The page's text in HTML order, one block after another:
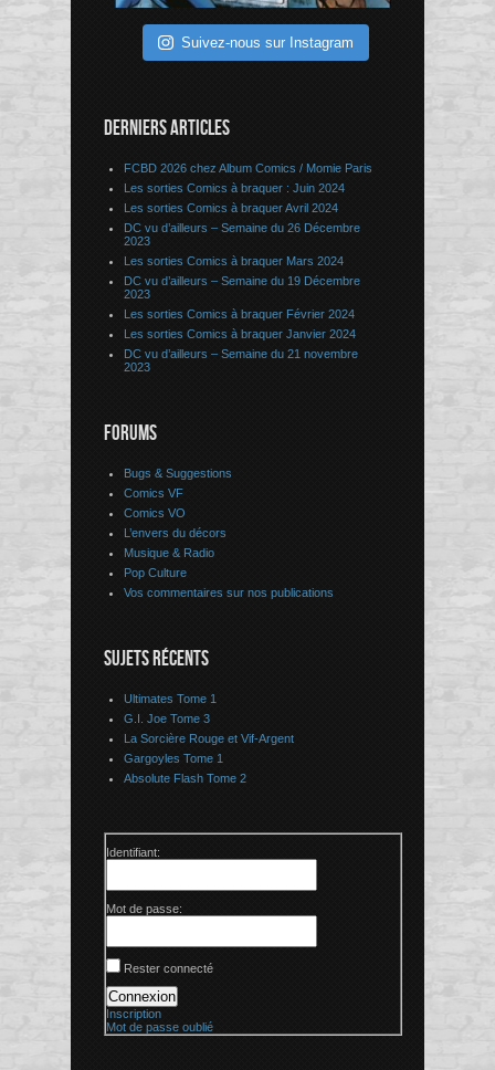
Suivez-nous sur Instagram
DERNIERS ARTICLES
FCBD 2026 chez Album Comics / Momie Paris
Les sorties Comics à braquer : Juin 2024
Les sorties Comics à braquer Avril 2024
DC vu d’ailleurs – Semaine du 26 Décembre
2023
Les sorties Comics à braquer Mars 2024
DC vu d’ailleurs – Semaine du 19 Décembre
2023
Les sorties Comics à braquer Février 2024
Les sorties Comics à braquer Janvier 2024
DC vu d’ailleurs – Semaine du 21 novembre
2023
FORUMS
Bugs & Suggestions
Comics VF
Comics VO
L’envers du décors
Musique & Radio
Pop Culture
Vos commentaires sur nos publications
SUJETS RÉCENTS
Ultimates Tome 1
G.I. Joe Tome 3
La Sorcière Rouge et Vif-Argent
Gargoyles Tome 1
Absolute Flash Tome 2
Identifiant:
Mot de passe:
Rester connecté
Connexion
Inscription
Mot de passe oublié